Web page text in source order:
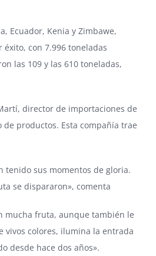
Ecuador, Kenia y Zimbawe,
con 7.996 toneladas
las 109 y las 610 toneladas,
director de importaciones de
productos. Esta compañía trae
tenido sus momentos de gloria.
se dispararon», comenta
mucha fruta, aunque también le
vivos colores, ilumina la entrada
desde hace dos años».